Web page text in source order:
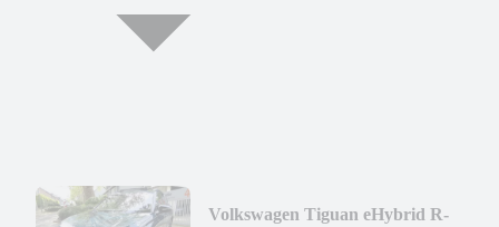
Volkswagen Tiguan eHybrid R-